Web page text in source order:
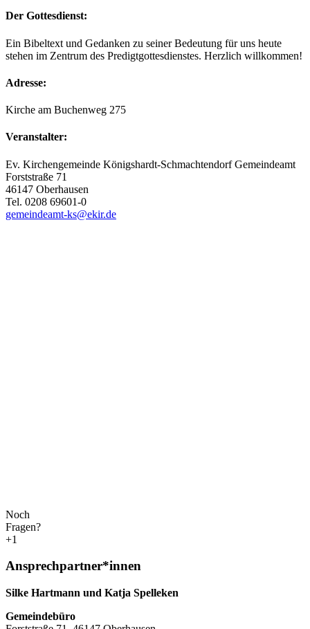
Der Gottesdienst:
Ein Bibeltext und Gedanken zu seiner Bedeutung für uns heute
stehen im Zentrum des Predigtgottesdienstes. Herzlich willkommen!
Adresse:
Kirche am Buchenweg 275
Veranstalter:
Ev. Kirchengemeinde Königshardt-Schmachtendorf Gemeindeamt
Forststraße 71
46147 Oberhausen
Tel. 0208 69601-0
gemeindeamt-ks@ekir.de
Noch
Fragen?
+1
Ansprechpartner*innen
Silke Hartmann und Katja Spelleken
Gemeindebüro